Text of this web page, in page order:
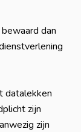
dan
datalekken
zijn
zijn